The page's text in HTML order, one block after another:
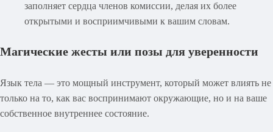
заполняет сердца членов комиссии, делая их более
открытыми и восприимчивыми к вашим словам.
Магические жесты или позы для уверенности
Язык тела — это мощный инструмент, который может влиять не
только на то, как вас воспринимают окружающие, но и на ваше
собственное внутреннее состояние.